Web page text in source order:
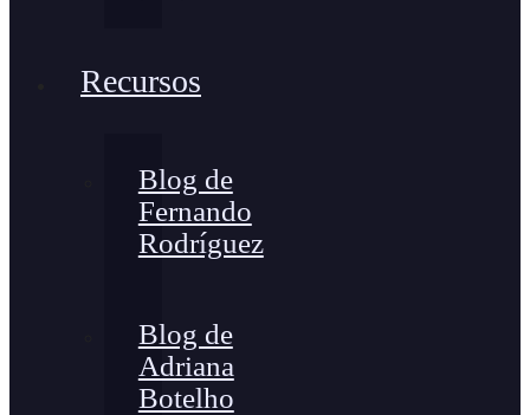
Recursos
Blog de
Fernando
Rodríguez
Blog de
Adriana
Botelho